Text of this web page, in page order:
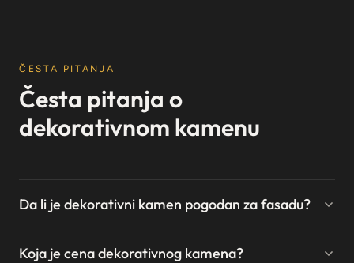
ČESTA PITANJA
Česta pitanja o
dekorativnom kamenu
Da li je dekorativni kamen pogodan za fasadu?
Koja je cena dekorativnog kamena?